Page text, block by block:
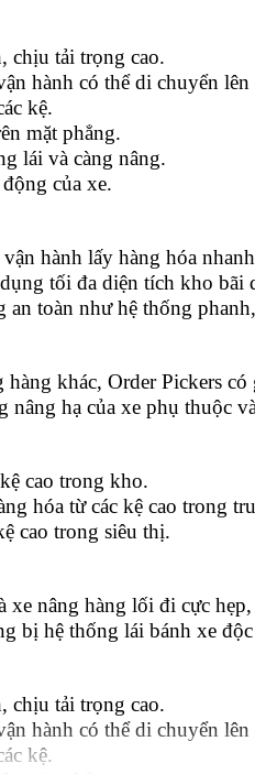
chịu tải trọng cao.
hành có thể di chuyển lên
kệ.
mặt phẳng.
lái và càng nâng.
của xe.
hành lấy hàng hóa
tối đa diện tích kho bãi
toàn như hệ thống
khác, Order Pickers có
nâng hạ của xe phụ thuộc
cao trong kho.
hóa từ các kệ cao trong
cao trong siêu thị.
nâng hàng lối đi cực
bị hệ thống lái bánh xe
chịu tải trọng cao.
hành có thể di chuyển lên
kệ.